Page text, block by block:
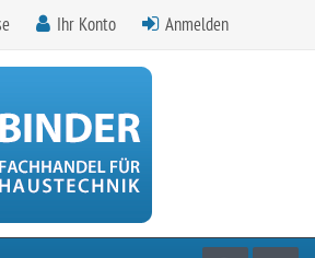
Ihr Konto Anmelden